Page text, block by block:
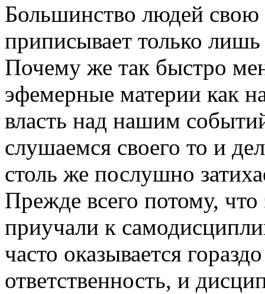
Большинство людей свою
приписывает только
Почему же так быстро
эфемерные материи как
власть над нашим
слушаемся своего то и
столь же послушно
Прежде всего потому,
приучали к
часто оказывается
ответственность, и